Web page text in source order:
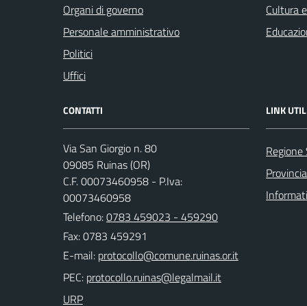
Organi di governo
Personale amministrativo
Politici
Uffici
Cultura
CONTATTI
Via San Giorgio n. 80
09085 Ruinas (OR)
C.F. 00073460958 - P.Iva:
00073460958
Telefono:0783 459023 - 459290
Fax: 0783 459291
E-mail:
PEC:
URP
LINK
Regione